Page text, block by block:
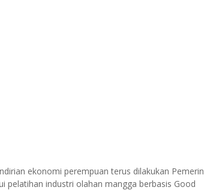
ekonomi perempuan terus dilakukan
pelatihan industri olahan mangga berbasis Good